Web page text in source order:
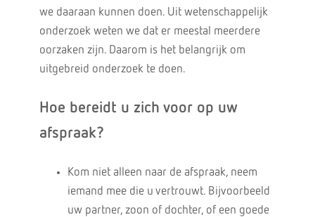
we daaraan kunnen doen. Uit wetenschappelijk
onderzoek weten we dat er meestal meerdere
oorzaken zijn. Daarom is het belangrijk om
uitgebreid onderzoek te doen.
Hoe bereidt u zich voor op uw
afspraak?
Kom niet alleen naar de afspraak, neem
iemand mee die u vertrouwt. Bijvoorbeeld
uw partner, zoon of dochter, of een goede